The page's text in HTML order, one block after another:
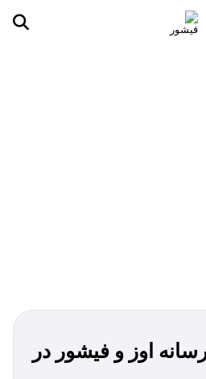
اوز و فیشور در